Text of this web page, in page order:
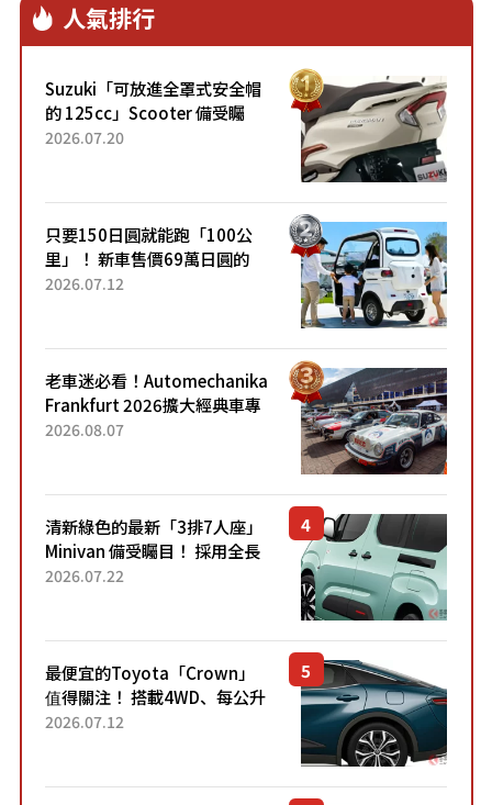
人氣排行
Suzuki「可放進全罩式安全帽
的 125cc」Scooter 備受矚
目！採用全新流線設計與各項
2026.07.20
只要150日圓就能跑「100公
里」！ 新車售價69萬日圓的
「3人座」Trike大受歡迎！ 順
2026.07.12
老車迷必看！Automechanika
Frankfurt 2026擴大經典車專
區 1954年珍稀古董車現場修復
2026.08.07
清新綠色的最新「3排7人座」
Minivan 備受矚目！ 採用全長
4.7公尺剛剛好的車身尺寸與
2026.07.22
最便宜的Toyota「Crown」
值得關注！ 搭載4WD、每公升
22.4公里低油耗表現超亮眼！
2026.07.12